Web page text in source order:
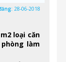
loại căn
làm
28-06-2018